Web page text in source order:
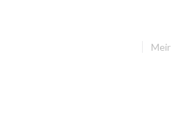
Meir